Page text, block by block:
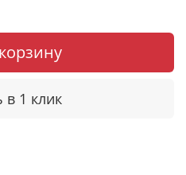
в 1 клик